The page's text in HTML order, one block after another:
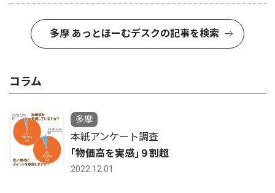
多摩 あっとほーむデスクの記事を検索
コラム
多摩
本紙アンケート調査
｢物価高を実感｣９割超
2022.12.01